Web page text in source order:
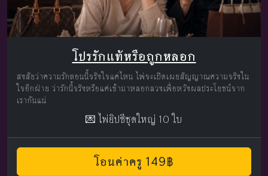
โปรรักแท้หรือถูกหลอก
สงสัยว่าความรักตอนนี้จริงใจแค่ไหน ไพ่จะเปิดเผยสัญญาณความจริงใน
ใจอีกฝ่าย ว่ารักนี้จริงหรือแค่เข้ามาหลอกลวงเพื่อหวังผลประโยชน์จาก
เรากันแน่
💌 ไพ่ยิปซีชุดใหญ่ 10 ใบ
โอนค่าครู 149฿